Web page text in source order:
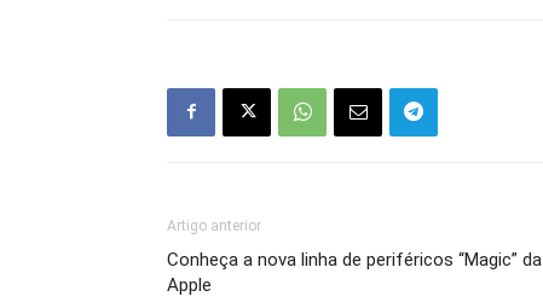
Artigo anterior
Conheça a nova linha de periféricos “Magic” da
Apple